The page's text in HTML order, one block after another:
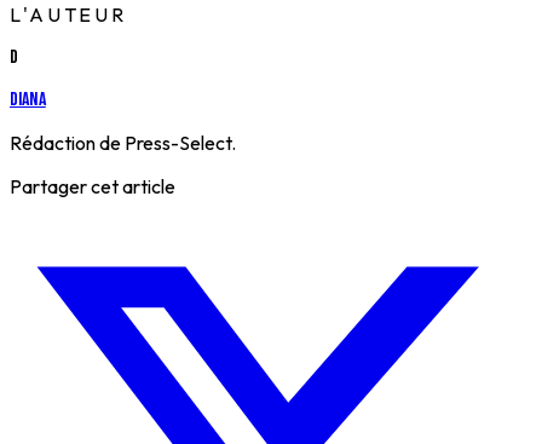
L'AUTEUR
D
Diana
Rédaction de Press-Select.
Partager cet article